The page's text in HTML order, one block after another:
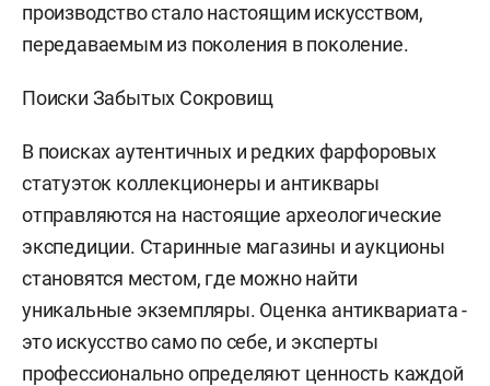
производство стало настоящим искусством,
передаваемым из поколения в поколение.
Поиски Забытых Сокровищ
В поисках аутентичных и редких фарфоровых
статуэток коллекционеры и антиквары
отправляются на настоящие археологические
экспедиции. Старинные магазины и аукционы
становятся местом, где можно найти
уникальные экземпляры. Оценка антиквариата -
это искусство само по себе, и эксперты
профессионально определяют ценность каждой